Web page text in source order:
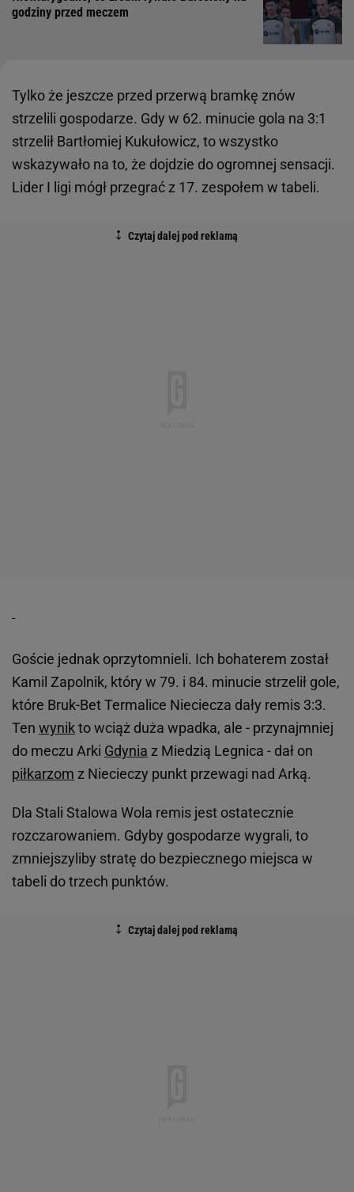
godziny przed meczem
Tylko że jeszcze przed przerwą bramkę znów
strzelili gospodarze. Gdy w 62. minucie gola na 3:1
strzelił Bartłomiej Kukułowicz, to wszystko
wskazywało na to, że dojdzie do ogromnej sensacji.
Lider I ligi mógł przegrać z 17. zespołem w tabeli.
Goście jednak oprzytomnieli. Ich bohaterem został
Kamil Zapolnik, który w 79. i 84. minucie strzelił gole,
które Bruk-Bet Termalice Nieciecza dały remis 3:3.
Ten wynikto wciąż duża wpadka, ale - przynajmniej
do meczu Arki Gdynia z Miedzią Legnica - dał on
piłkarzom z Niecieczy punkt przewagi nad Arką.
Dla Stali Stalowa Wola remis jest ostatecznie
rozczarowaniem. Gdyby gospodarze wygrali, to
zmniejszyliby stratę do bezpiecznego miejsca w
tabeli do trzech punktów.